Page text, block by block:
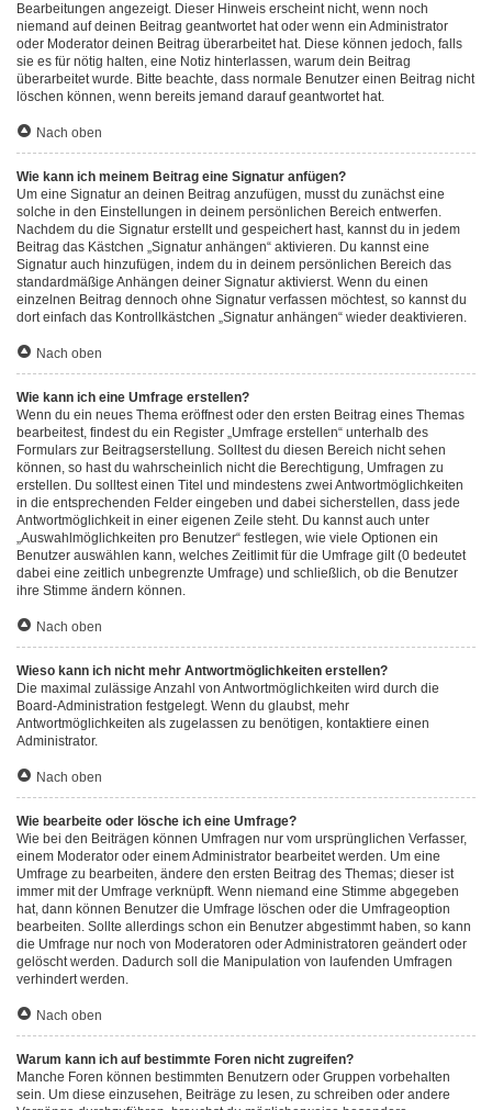
Bearbeitungen angezeigt. Dieser Hinweis erscheint nicht, wenn noch
niemand auf deinen Beitrag geantwortet hat oder wenn ein Administrator
oder Moderator deinen Beitrag überarbeitet hat. Diese können jedoch, falls
sie es für nötig halten, eine Notiz hinterlassen, warum dein Beitrag
überarbeitet wurde. Bitte beachte, dass normale Benutzer einen Beitrag nicht
löschen können, wenn bereits jemand darauf geantwortet hat.
Nach oben
Wie kann ich meinem Beitrag eine Signatur anfügen?
Um eine Signatur an deinen Beitrag anzufügen, musst du zunächst eine
solche in den Einstellungen in deinem persönlichen Bereich entwerfen.
Nachdem du die Signatur erstellt und gespeichert hast, kannst du in jedem
Beitrag das Kästchen „Signatur anhängen“ aktivieren. Du kannst eine
Signatur auch hinzufügen, indem du in deinem persönlichen Bereich das
standardmäßige Anhängen deiner Signatur aktivierst. Wenn du einen
einzelnen Beitrag dennoch ohne Signatur verfassen möchtest, so kannst du
dort einfach das Kontrollkästchen „Signatur anhängen“ wieder deaktivieren.
Nach oben
Wie kann ich eine Umfrage erstellen?
Wenn du ein neues Thema eröffnest oder den ersten Beitrag eines Themas
bearbeitest, findest du ein Register „Umfrage erstellen“ unterhalb des
Formulars zur Beitragserstellung. Solltest du diesen Bereich nicht sehen
können, so hast du wahrscheinlich nicht die Berechtigung, Umfragen zu
erstellen. Du solltest einen Titel und mindestens zwei Antwortmöglichkeiten
in die entsprechenden Felder eingeben und dabei sicherstellen, dass jede
Antwortmöglichkeit in einer eigenen Zeile steht. Du kannst auch unter
„Auswahlmöglichkeiten pro Benutzer“ festlegen, wie viele Optionen ein
Benutzer auswählen kann, welches Zeitlimit für die Umfrage gilt (0 bedeutet
dabei eine zeitlich unbegrenzte Umfrage) und schließlich, ob die Benutzer
ihre Stimme ändern können.
Nach oben
Wieso kann ich nicht mehr Antwortmöglichkeiten erstellen?
Die maximal zulässige Anzahl von Antwortmöglichkeiten wird durch die
Board-Administration festgelegt. Wenn du glaubst, mehr
Antwortmöglichkeiten als zugelassen zu benötigen, kontaktiere einen
Administrator.
Nach oben
Wie bearbeite oder lösche ich eine Umfrage?
Wie bei den Beiträgen können Umfragen nur vom ursprünglichen Verfasser,
einem Moderator oder einem Administrator bearbeitet werden. Um eine
Umfrage zu bearbeiten, ändere den ersten Beitrag des Themas; dieser ist
immer mit der Umfrage verknüpft. Wenn niemand eine Stimme abgegeben
hat, dann können Benutzer die Umfrage löschen oder die Umfrageoption
bearbeiten. Sollte allerdings schon ein Benutzer abgestimmt haben, so kann
die Umfrage nur noch von Moderatoren oder Administratoren geändert oder
gelöscht werden. Dadurch soll die Manipulation von laufenden Umfragen
verhindert werden.
Nach oben
Warum kann ich auf bestimmte Foren nicht zugreifen?
Manche Foren können bestimmten Benutzern oder Gruppen vorbehalten
sein. Um diese einzusehen, Beiträge zu lesen, zu schreiben oder andere